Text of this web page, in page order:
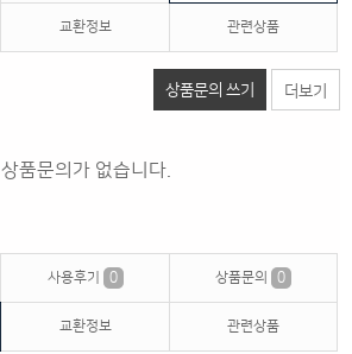
교환정보 관련상품
상품문의 쓰기 더보기
상품문의가 없습니다.
사용후기 0 상품문의 0
교환정보 관련상품